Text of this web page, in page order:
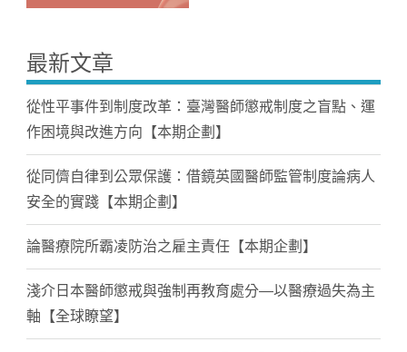
最新文章
從性平事件到制度改革：臺灣醫師懲戒制度之盲點、運
作困境與改進方向【本期企劃】
從同儕自律到公眾保護：借鏡英國醫師監管制度論病人
安全的實踐【本期企劃】
論醫療院所霸凌防治之雇主責任【本期企劃】
淺介日本醫師懲戒與強制再教育處分—以醫療過失為主
軸【全球瞭望】